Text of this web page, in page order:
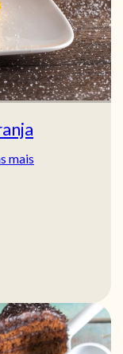
mais